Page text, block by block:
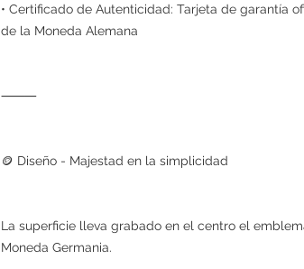
• Certificado de Autenticidad: Tarjeta de garantía
de la Moneda Alemana
⸻
🪙 Diseño - Majestad en la simplicidad
La superficie lleva grabado en el centro el
Moneda Germania.